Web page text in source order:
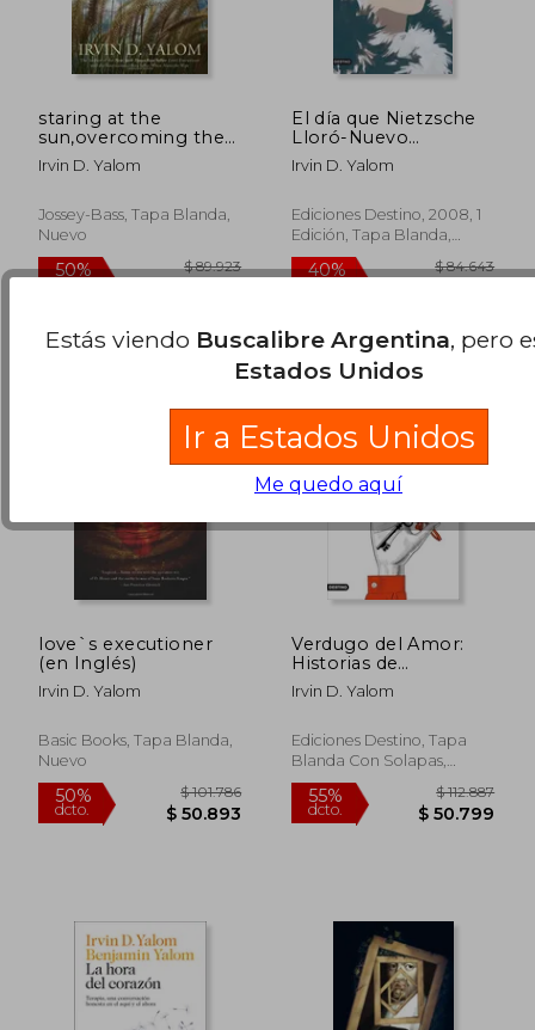
50%
dcto. $ 49.458
50%
dcto. $
staring at the
sun,overcoming the
terror of death (en
Inglés)
Irvin D. Yalom
Jossey-Bass, Tapa Blanda,
Nuevo
El día que Nietzsche
Lloró-Nuevo
Formato
Irvin D. Yalom
Ediciones Destino, 2008, 1
Edición, Tapa Blanda,
Nuevo
love`s executioner
(en Inglés)
Irvin D. Yalom
Basic Books, Tapa Blanda,
Nuevo
Verdugo del Amor:
Historias de
Psicoterapia
Irvin D. Yalom
Ediciones Destino, Tapa
Blanda Con Solapas,
Nuevo
Estás viendo Buscalibre Argentina, pero
Estados Unidos
Ir a Estados Unidos
Me quedo aquí